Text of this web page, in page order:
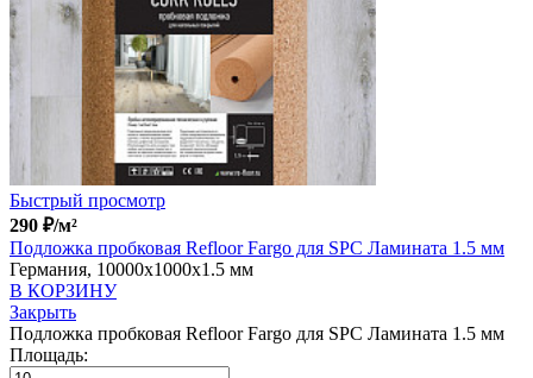
Быстрый просмотр
290 ₽/м²
Подложка пробковая Refloor Fargo для SPC Ламината 1.5 мм
Германия, 10000x1000x1.5 мм
В КОРЗИНУ
Закрыть
Подложка пробковая Refloor Fargo для SPC Ламината 1.5 мм
Площадь: